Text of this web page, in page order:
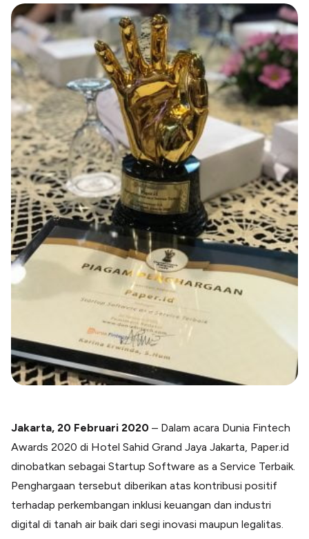
Paper XB
Bayar luar negeri pakai kartu kredit
Kartu Kredit Bisnis
Paper Card
Satu kartu untuk bisnis & personal
Paper Horizon
Kartu korporat expense terlengkap
Solusi Industri
Food & Beverages
Kelola Multi Outlet & Supplier
Konstruksi
Kelola Pembayaran Termin Proyek
Health & Beauty
Terima Pembayaran Instan Dan CC
Open API
Integrasi sistem bisnis dengan API
Software Akuntansi
Pencatatan Laporan Keuangan Gratis
Blog
Kumpulan tips dan informasi bisnis
Jakarta, 20 Februari 2020 – Dalam acara Dunia Fintech
Awards 2020 di Hotel Sahid Grand Jaya Jakarta, Paper.id
dinobatkan sebagai Startup Software as a Service Terbaik.
Penghargaan tersebut diberikan atas kontribusi positif
terhadap perkembangan inklusi keuangan dan industri
digital di tanah air baik dari segi inovasi maupun legalitas.